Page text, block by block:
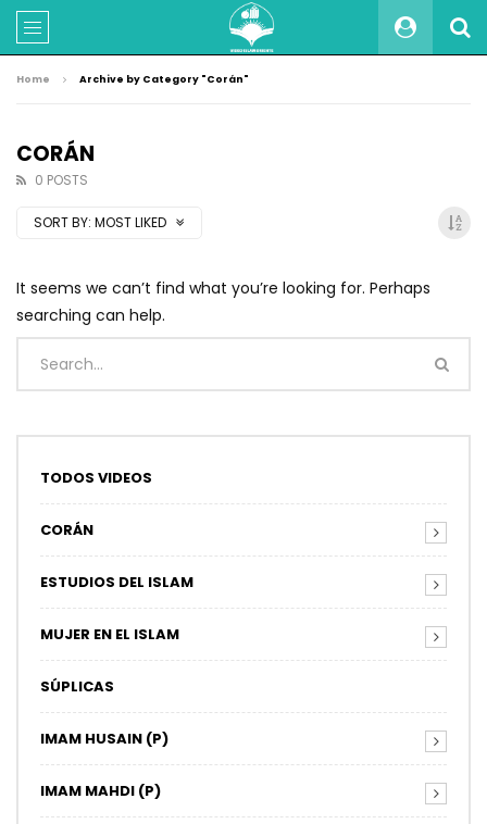
Home Archive by Category "Corán"
CORÁN
0 POSTS
SORT BY: MOST LIKED
It seems we can’t find what you’re looking for. Perhaps
searching can help.
TODOS VIDEOS
CORÁN
ESTUDIOS DEL ISLAM
MUJER EN EL ISLAM
SÚPLICAS
IMAM HUSAIN (P)
IMAM MAHDI (P)